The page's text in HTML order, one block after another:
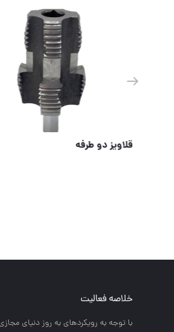
اینورتر های صبا رسید
خلاصه فعالیت
با توجه به رويكردهاي به روز دنياي